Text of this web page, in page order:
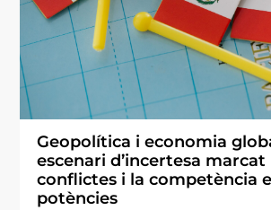
Geopolítica i economia
escenari d’incertesa marcat
conflictes i la competència
potències